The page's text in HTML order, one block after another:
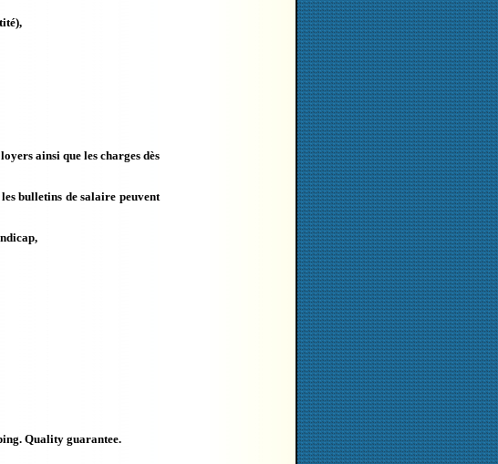
ainsi que les charges dès
bulletins de salaire peuvent
Quality guarantee.